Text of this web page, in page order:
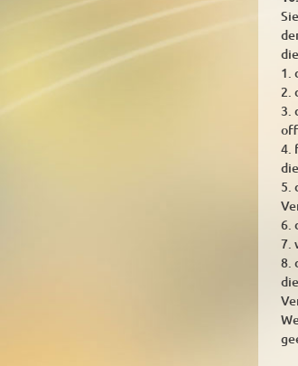
1.
2.
3.
4.
5.
6.
7.
8.